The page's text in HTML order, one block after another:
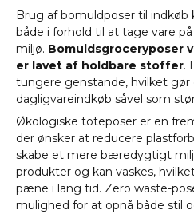
Brug af bomuldposer til indkøb
både i forhold til at tage vare
miljø. Bomuldsgroceryposer
er lavet af holdbare stoffer.
tungere genstande, hvilket
dagligvareindkøb såvel som
Økologiske toteposer er en
der ønsker at reducere
skabe et mere bæredygtigt
produkter og kan vaskes,
pæne i lang tid. Zero waste-
mulighed for at opnå både stil